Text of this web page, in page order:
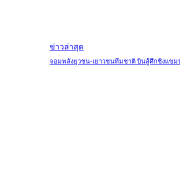
ข่าวล่าสุด
จอมพลังยุวชน-เยาวชนทีมชาติ บินสู้ศึกชิงแขม